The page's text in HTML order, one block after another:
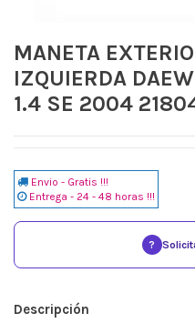
MANETA
IZQUIERDA
1.4 SE 2004
Envio - Gratis !!!
Entrega - 24 - 48 horas !!!
?
Descripción